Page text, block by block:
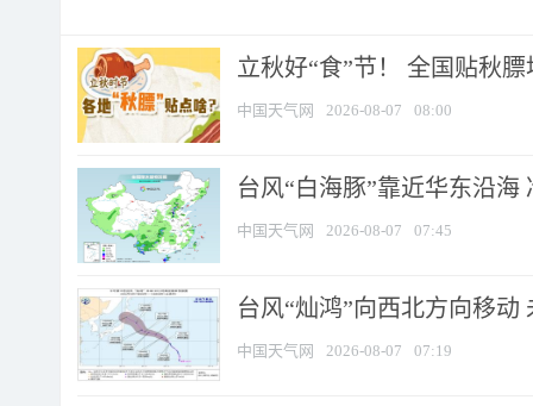
立秋好“食”节！ 全国贴秋
中国天气网 2026-08-07 08:00
台风“白海豚”靠近华东沿
中国天气网 2026-08-07 07:45
台风“灿鸿”向西北方向移动
中国天气网 2026-08-07 07:19